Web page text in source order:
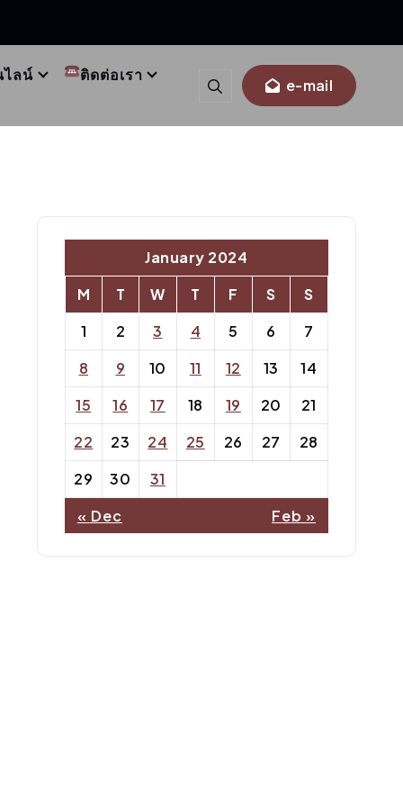
ไลน์ ติดต่อเรา
e-mail
January 2024
M
T W T F S
S
1
2 3 4 5 6
7
8
9 10 11 12 13
14
15
16 17 18 19 20
21
22
23 24 25 26 27
28
29
30
31
« Dec
Feb »